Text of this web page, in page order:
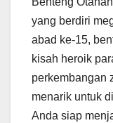
yang berdiri
abad ke-15,
kisah heroik
perkembangan
menarik untuk
Anda siap